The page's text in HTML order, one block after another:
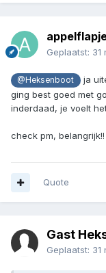
Geplaatst: 31
@Heksenboot
ja
ging best goed met
inderdaad, je voelt
check pm, belangrijk!!
Quote
Gast
Geplaatst: 31